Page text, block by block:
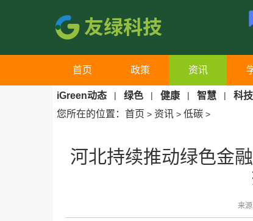
首页 政策 资讯
iGreen动态 | 绿色 | 健康 | 智慧 | 科技
您所在的位置： 首页 > 资讯 > 低碳 >
河北持续推动绿色金
来